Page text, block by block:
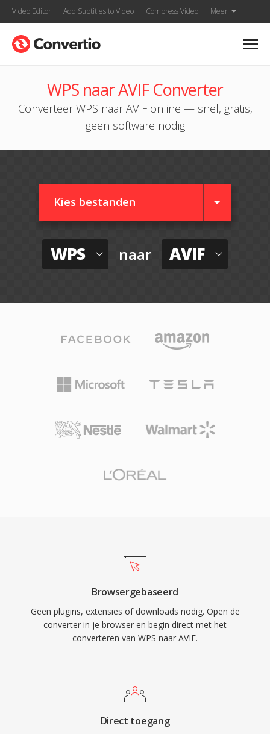
Video Editor Add Subtitles to Video Compress Video Meer
WPS naar AVIF Converter
Converteer WPS naar AVIF online — snel, gratis,
geen software nodig
Kies bestanden
WPS naar AVIF
Browsergebaseerd
Geen plugins, extensies of downloads nodig. Open de
converter in je browser en begin direct met het
converteren van WPS naar AVIF.
Direct toegang